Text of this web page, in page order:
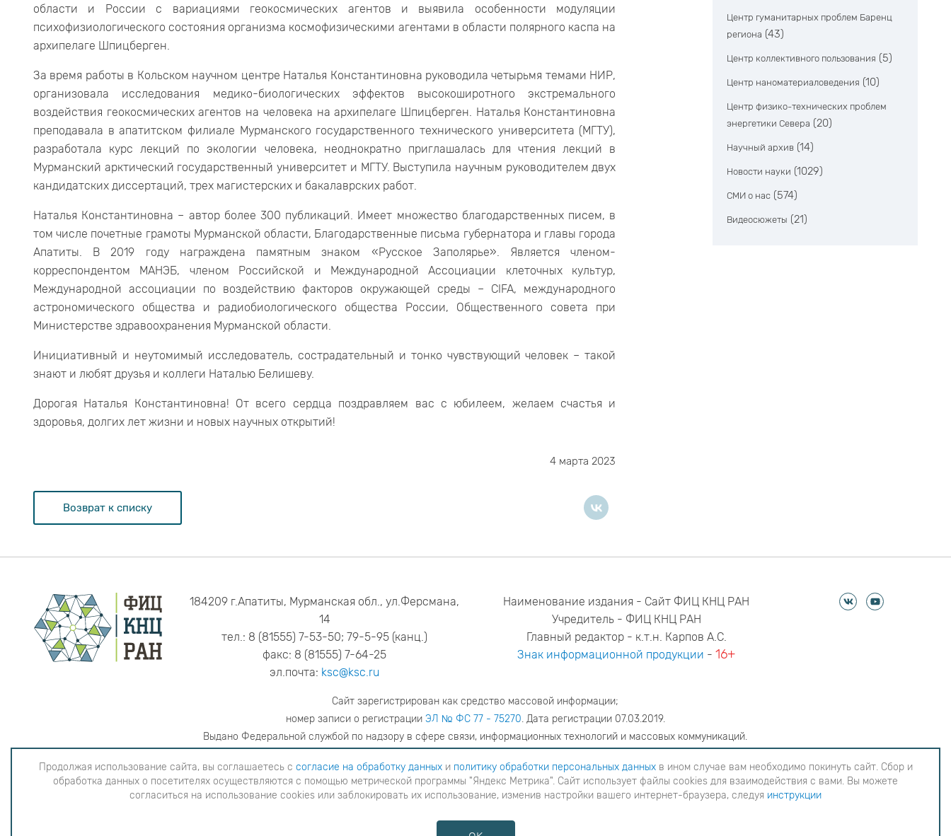
области и России с вариациями геокосмических агентов и выявила особенности модуляции
психофизиологического состояния организма космофизическими агентами в области полярного каспа на
архипелаге Шпицберген.
За время работы в Кольском научном центре Наталья Константиновна руководила четырьмя темами НИР,
организовала исследования медико-биологических эффектов высокоширотного экстремального
воздействия геокосмических агентов на человека на архипелаге Шпицберген. Наталья Константиновна
преподавала в апатитском филиале Мурманского государственного технического университета (МГТУ),
разработала курс лекций по экологии человека, неоднократно приглашалась для чтения лекций в
Мурманский арктический государственный университет и МГТУ. Выступила научным руководителем двух
кандидатских диссертаций, трех магистерских и бакалаврских работ.
Наталья Константиновна – автор более 300 публикаций. Имеет множество благодарственных писем, в
том числе почетные грамоты Мурманской области, Благодарственные письма губернатора и главы города
Апатиты. В 2019 году награждена памятным знаком «Русское Заполярье». Является членом-
корреспондентом МАНЭБ, членом Российской и Международной Ассоциации клеточных культур,
Международной ассоциации по воздействию факторов окружающей среды – CIFA, международного
астрономического общества и радиобиологического общества России, Общественного совета при
Министерстве здравоохранения Мурманской области.
Инициативный и неутомимый исследователь, сострадательный и тонко чувствующий человек – такой
знают и любят друзья и коллеги Наталью Белишеву.
Дорогая Наталья Константиновна! От всего сердца поздравляем вас с юбилеем, желаем счастья и
здоровья, долгих лет жизни и новых научных открытий!
4 марта 2023
Возврат к списку
Центр гуманитарных проблем Баренц
региона (43)
Центр коллективного пользования (5)
Центр наноматериаловедения (10)
Центр физико-технических проблем
энергетики Севера (20)
Научный архив (14)
Новости науки (1029)
СМИ о нас (574)
Видеосюжеты (21)
184209 г.Апатиты, Мурманская обл., ул.Ферсмана,
14
тел.: 8 (81555) 7-53-50; 79-5-95 (канц.)
факс: 8 (81555) 7-64-25
эл.почта: ksc@ksc.ru
Наименование издания - Сайт ФИЦ КНЦ РАН
Учредитель - ФИЦ КНЦ РАН
Главный редактор - к.т.н. Карпов А.С.
Знак информационной продукции -16+
Сайт зарегистрирован как средство массовой информации;
номер записи о регистрации ЭЛ № ФС 77 - 75270. Дата регистрации 07.03.2019.
Выдано Федеральной службой по надзору в сфере связи, информационных технологий и массовых коммуникаций.
адрес редакцииya.stogova@ksc.ru телефон редакции81555-79-516
Продолжая использование сайта, вы соглашаетесь с согласие на обработку данных
в ином случае вам необходимо покинуть сайт. Сбор и обработка
данных о посетителях осуществляются с помощью метрической программы "Яндекс Метрика". Сайт использует файлы cookies для взаимодействия с вами. Вы можете согласиться на
Продолжая использование сайта, вы соглашаетесь с согласие на обработку данныхи политику обработки персональных данныхв ином случае вам необходимо покинуть сайт. Сбор и
обработка данных о посетителях осуществляются с помощью метрической программы "Яндекс Метрика". Сайт использует файлы cookies для взаимодействия с вами. Вы можете
согласиться на использование cookies или заблокировать их использование, изменив настройки вашего интернет-браузера, следуя инструкции